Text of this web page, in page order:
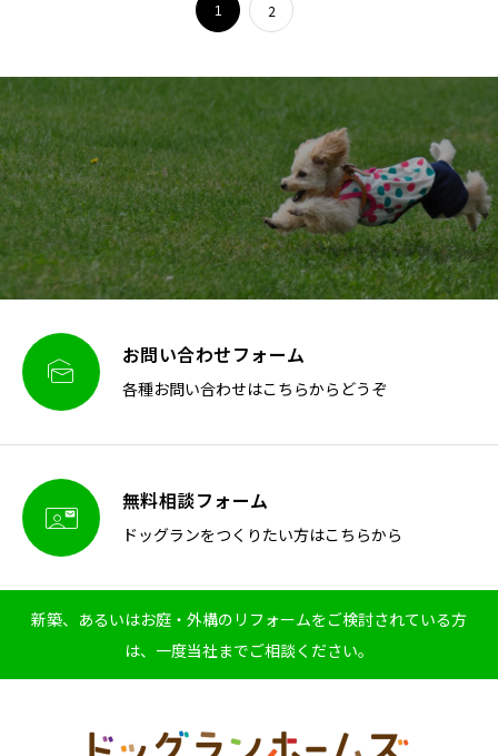
1 2
 お問い合わせフォーム
各種お問い合わせはこちらからどうぞ
 無料相談フォーム
ドッグランをつくりたい方はこちらから
新築、あるいはお庭・外構のリフォームをご検討されている方
は、一度当社までご相談ください。